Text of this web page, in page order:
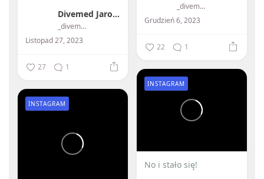
_divemed_
Grudzień 6, 2023
22 1
Divemed Jarosław Przybylski
_divemed_
Listopad 27, 2023
27 1
No i stało się! ️
INSTAGRAM
INSTAGRAM